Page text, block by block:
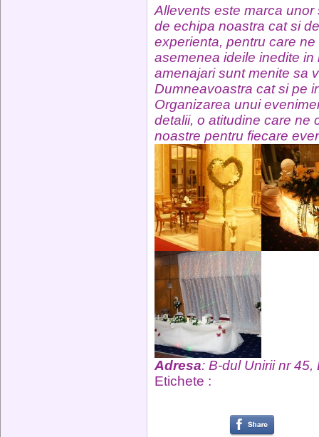
Allevents este marca
de echipa noastra cat si
experienta, pentru care
asemenea ideile inedite
amenajari sunt menite sa
Dumneavoastra cat si pe
Organizarea unui
detalii, o atitudine care ne
noastre pentru fiecare
Adresa: B-dul Unirii nr
Etichete :